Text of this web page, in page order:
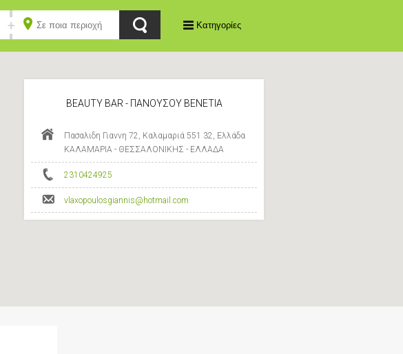
Κατηγορίες
BEAUTY BAR - ΠΑΝΟΥΣΟΥ ΒΕΝΕΤΙΑ
Πασαλιδη Γιαννη 72, Καλαμαριά 551 32, Ελλάδα
ΚΑΛΑΜΑΡΙΑ - ΘΕΣΣΑΛΟΝΙΚΗΣ - ΕΛΛΑΔΑ
2310424925
vlaxopoulosgiannis@hotmail.com